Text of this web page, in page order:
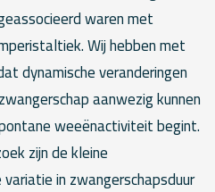
waren met
Wij hebben met
dynamische veranderingen
aanwezig kunnen
weeënactiviteit begint.
zijn de kleine
in zwangerschapsduur